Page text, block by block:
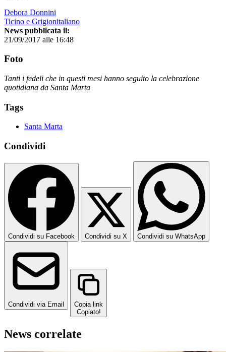
Debora Donnini
Ticino e Grigionitaliano
News pubblicata il:
21/09/2017 alle 16:48
Foto
Tanti i fedeli che in questi mesi hanno seguito la celebrazione
quotidiana da Santa Marta
Tags
Santa Marta
Condividi
Condividi su Facebook Condividi su X Condividi su WhatsApp
Condividi via Email
Copia link
Copiato!
News correlate